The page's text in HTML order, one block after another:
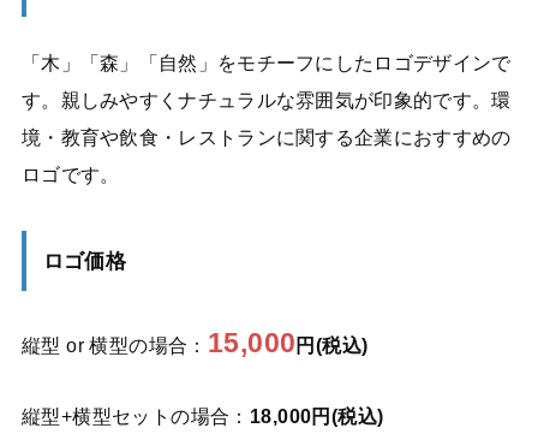
「木」「森」「自然」をモチーフにしたロゴデザインで
す。親しみやすくナチュラルな雰囲気が印象的です。環
境・教育や飲食・レストランに関する企業におすすめの
ロゴです。
ロゴ価格
縦型 or 横型の場合： 15,000 円(税込)
縦型+横型セットの場合： 18,000円(税込)